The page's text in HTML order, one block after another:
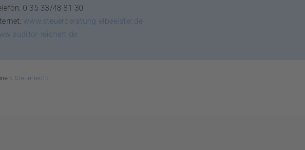
0 35 33/48 81 30
www.steuerberatung-elbeelster.de
reichert.de
Steuerrecht